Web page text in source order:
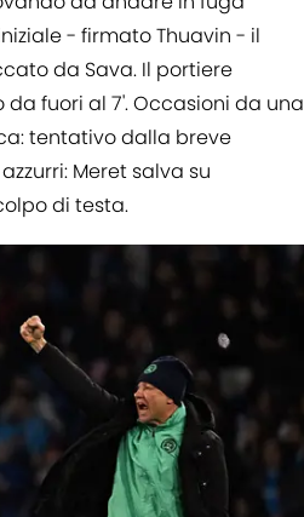
- firmato Thuavin - il
da Sava. Il portiere
fuori al 7'. Occasioni da una
tentativo dalla breve
Meret salva su
di testa.